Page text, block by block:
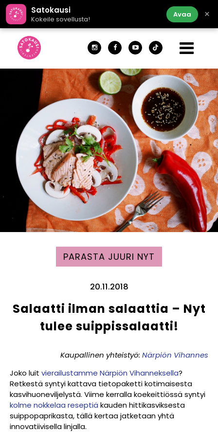
Satokausi
Kokeile sovellusta!
Avaa ×
PARASTA JUURI NYT
20.11.2018
Salaatti ilman salaattia – Nyt
tulee suippissalaatti!
Kaupallinen yhteistyö: Närpiön Vihannes
Joko luit vierailustamme Närpiön Vihanneksella?
Retkestä syntyi kattava tietopaketti kotimaisesta
kasvihuoneviljelystä. Viime kerralla koekeittiössä syntyi
kolme nokkelaa reseptiä kauden hittikasviksesta
suippopaprikasta, tällä kertaa jatketaan yhtä
innovatiivisella linjalla.